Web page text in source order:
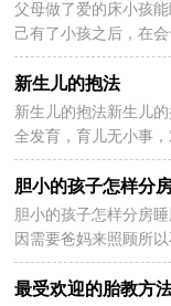
父母做了爱的床小孩
己有了小孩之后，在
上掉下来的一块肉，
新生儿的抱法
新生儿的抱法新生儿
全发育，育儿无小事
保护，要不然会伤害
胆小的孩子怎样分
胆小的孩子怎样分房
因需要爸妈来照顾所
睡的，这样才能培养
最受欢迎的胎教方